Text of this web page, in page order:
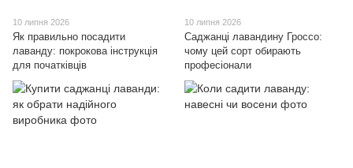
10 липня 2026
Як правильно посадити
лаванду: покрокова інструкція
для початківців
10 липня 2026
Саджанці лавандину Гроссо:
чому цей сорт обирають
професіонали